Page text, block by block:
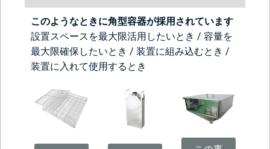
このようなときに角型容器が採用されています
設置スペースを最大限活用したいとき / 容量を
最大限確保したいとき / 装置に組み込むとき /
装置に入れて使用するとき